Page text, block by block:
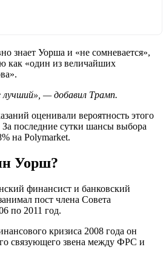
знает Уорша и «не сомневается»,
как «один из величайших
— добавил Трамп.
оценивали вероятность этого
За последние сутки шансы выбора
на Polymarket.
Уорш?
финансист и банковский
пост члена Совета
по 2011 год.
кризиса 2008 года он
связующего звена между ФРС и